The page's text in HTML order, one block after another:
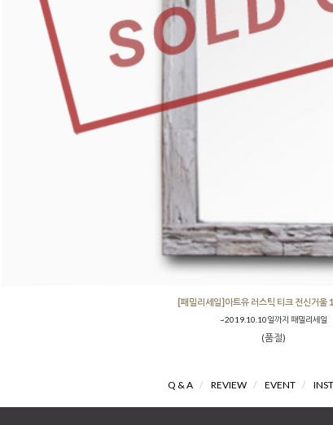
[패밀리세일]아트유 러스틱 티크 전신거울
~2019.10.10일까지 패밀리세일
(품절)
Q & A / REVIEW / EVENT /